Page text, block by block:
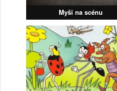
Myši na scénu